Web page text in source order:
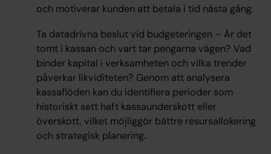
och motiverar kunden att betala i tid nästa gång.
Ta datadrivna beslut vid budgeteringen – Är det
tomt i kassan och vart tar pengarna vägen? Vad
binder kapital i verksamheten och vilka trender
påverkar likviditeten? Genom att analysera
kassaflöden kan du identifiera perioder som
historiskt sett haft kassaunderskott eller
överskott, vilket möjliggör bättre resursallokering
och strategisk planering.